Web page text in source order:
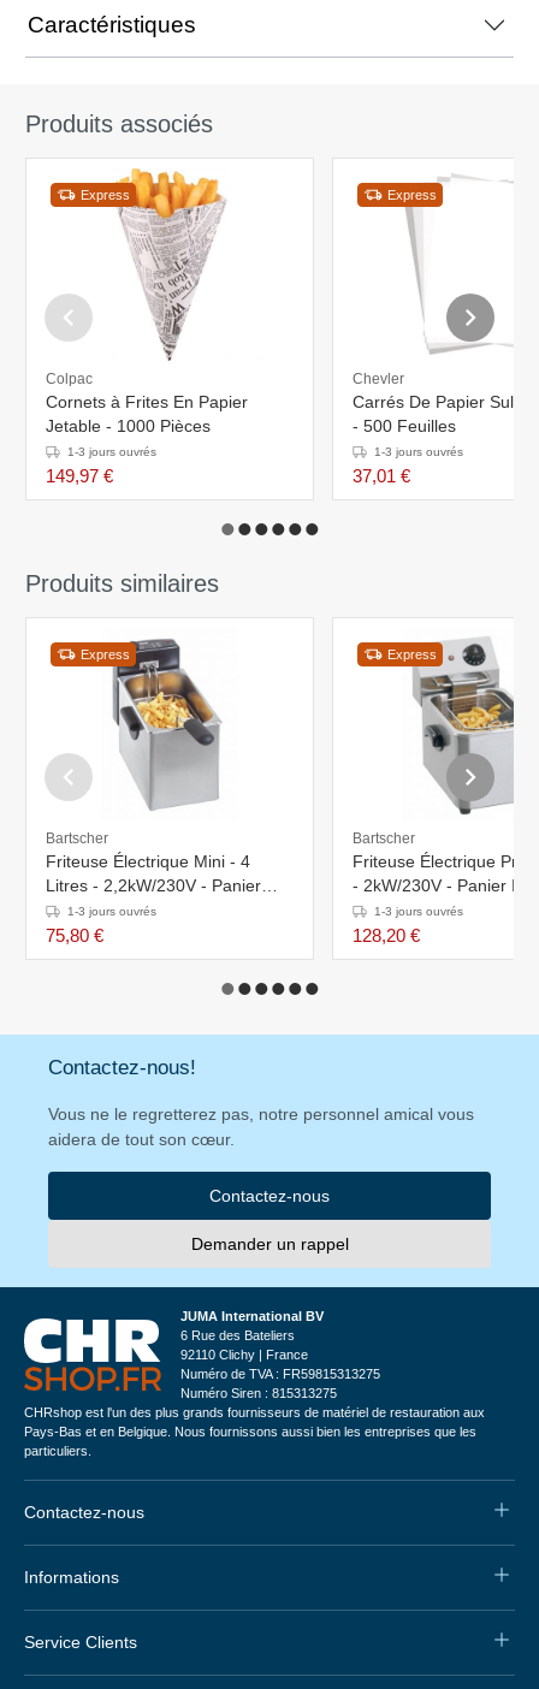
Caractéristiques
Produits associés
Express
Colpac
Cornets à Frites En Papier
Jetable - 1000 Pièces
1-3 jours ouvrés
149,97 €
Express
Chevler
Carrés De Papier
- 500 Feuilles
1-3 jours ouvrés
37,01 €
Produits similaires
Express
Bartscher
Friteuse Électrique Mini - 4
Litres - 2,2kW/230V - Panier
Inclus - 200x400x280(h)mm
1-3 jours ouvrés
75,80 €
Express
Bartscher
Friteuse Électrique Pro
- 2kW/230V - Panier
220x400x315(h)mm
1-3 jours ouvrés
128,20 €
Contactez-nous!
Vous ne le regretterez pas, notre personnel amical vous
aidera de tout son cœur.
Contactez-nous
Demander un rappel
JUMA International BV
6 Rue des Bateliers
92110 Clichy | France
Numéro de TVA : FR59815313275
Numéro Siren : 815313275
CHRshop est l'un des plus grands fournisseurs de matériel de restauration aux
Pays-Bas et en Belgique. Nous fournissons aussi bien les entreprises que les
particuliers.
Contactez-nous
Informations
Service Clients